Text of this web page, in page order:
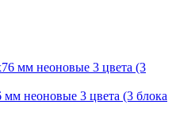
неоновые 3 цвета (3 блока